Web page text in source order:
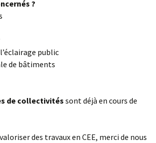
?
public
de bâtiments
de collectivités sont déjà en cours de
des travaux en CEE, merci de nous